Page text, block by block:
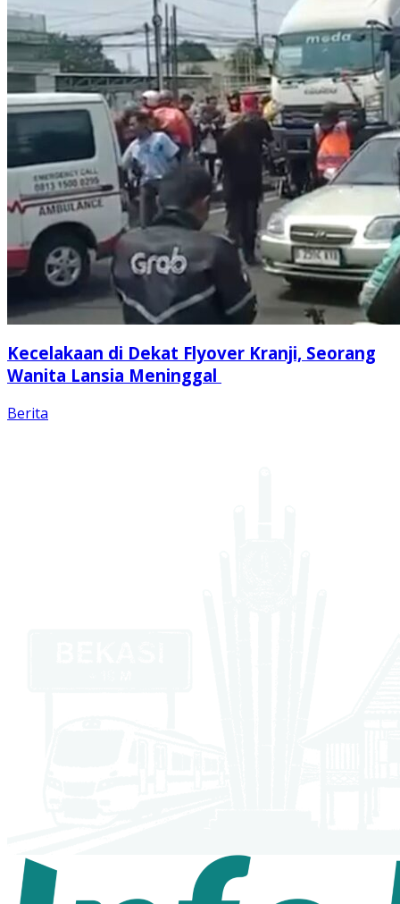
Kecelakaan di Dekat Flyover Kranji, Seorang
Wanita Lansia Meninggal
Berita